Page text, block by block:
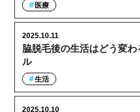
医療
脇脱毛後の生活はどう変
ル
2025.10.11
生活
2025.10.10